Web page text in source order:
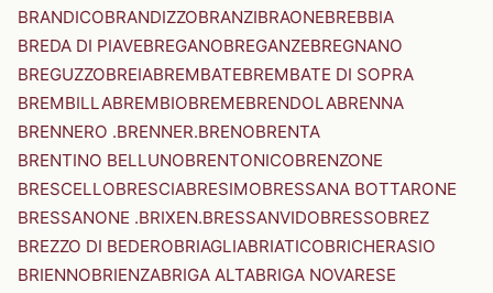
BRANDICOBRANDIZZOBRANZIBRAONEBREBBIA
BREDA DI PIAVEBREGANOBREGANZEBREGNANO
BREGUZZOBREIABREMBATEBREMBATE DI SOPRA
BREMBILLABREMBIOBREMEBRENDOLABRENNA
BRENNERO .BRENNER.BRENOBRENTA
BRENTINO BELLUNOBRENTONICOBRENZONE
BRESCELLOBRESCIABRESIMOBRESSANA BOTTARONE
BRESSANONE .BRIXEN.BRESSANVIDOBRESSOBREZ
BREZZO DI BEDEROBRIAGLIABRIATICOBRICHERASIO
BRIENNOBRIENZABRIGA ALTABRIGA NOVARESE